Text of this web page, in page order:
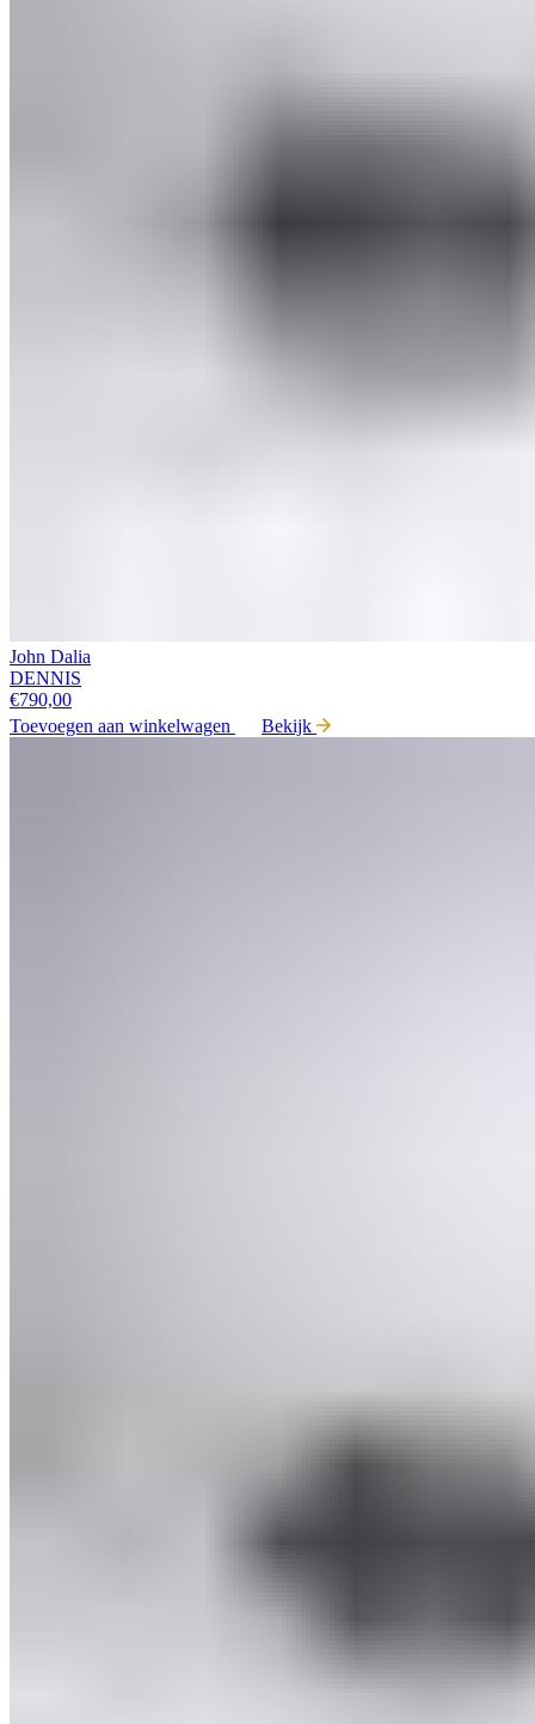
John Dalia
DENNIS
€790,00
Toevoegen aan winkelwagen
Bekijk